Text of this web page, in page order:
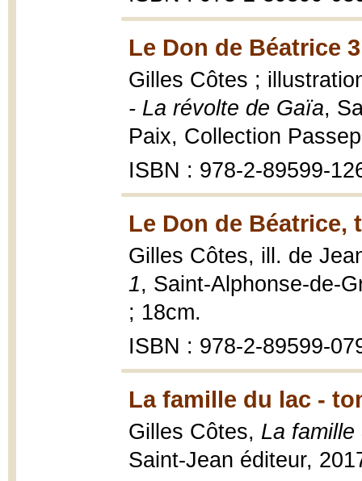
Le Don de Béatrice
Gilles Côtes ;
- La révolte de Gaïa,
Paix, Collection
ISBN : 978-2-89599-
Le Don de Béatrice,
Gilles Côtes, ill. de
1, Saint-Alphonse-de-
; 18cm.
ISBN : 978-2-89599-
La famille du lac -
Gilles Côtes, La
Saint-Jean éditeur,